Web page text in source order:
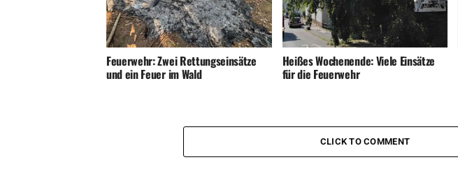
Feuerwehr: Zwei Rettungseinsätze
und ein Feuer im Wald
Heißes Wochenende: Viele Einsätze
für die Feuerwehr
CLICK TO COMMENT